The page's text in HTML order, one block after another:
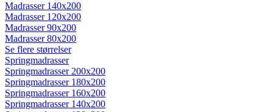
Madrasser 140x200
Madrasser 120x200
Madrasser 90x200
Madrasser 80x200
Se flere størrelser
Springmadrasser
Springmadrasser 200x200
Springmadrasser 180x200
Springmadrasser 160x200
Springmadrasser 140x200